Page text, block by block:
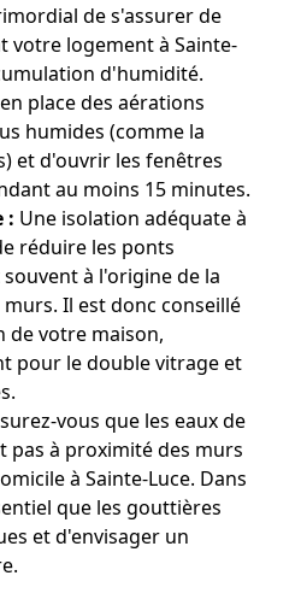
de s'assurer de
votre logement à Sainte-
d'humidité.
place des aérations
humides (comme la
et d'ouvrir les fenêtres
au moins 15 minutes.
: Une isolation adéquate à
réduire les ponts
à l'origine de la
Il est donc conseillé
votre maison,
pour le double vitrage et
vous que les eaux de
pas à proximité des murs
à Sainte-Luce. Dans
que les gouttières
et d'envisager un